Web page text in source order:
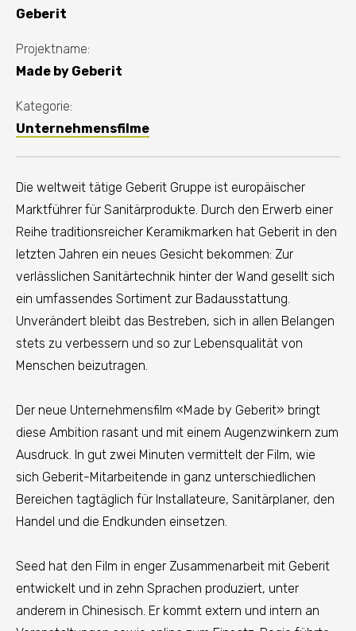
Geberit
Projektname:
Made by Geberit
Kategorie:
Unternehmensfilme
Die weltweit tätige Geberit Gruppe ist europäischer
Marktführer für Sanitärprodukte. Durch den Erwerb einer
Reihe traditionsreicher Keramikmarken hat Geberit in den
letzten Jahren ein neues Gesicht bekommen: Zur
verlässlichen Sanitärtechnik hinter der Wand gesellt sich
ein umfassendes Sortiment zur Badausstattung.
Unverändert bleibt das Bestreben, sich in allen Belangen
stets zu verbessern und so zur Lebensqualität von
Menschen beizutragen.
Der neue Unternehmensfilm «Made by Geberit» bringt
diese Ambition rasant und mit einem Augenzwinkern zum
Ausdruck. In gut zwei Minuten vermittelt der Film, wie
sich Geberit-Mitarbeitende in ganz unterschiedlichen
Bereichen tagtäglich für Installateure, Sanitärplaner, den
Handel und die Endkunden einsetzen.
Seed hat den Film in enger Zusammenarbeit mit Geberit
entwickelt und in zehn Sprachen produziert, unter
anderem in Chinesisch. Er kommt extern und intern an